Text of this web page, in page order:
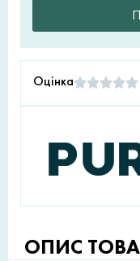
Оцінка
ОПИС